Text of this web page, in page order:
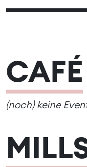
30
CAFÉ
(noch) keine